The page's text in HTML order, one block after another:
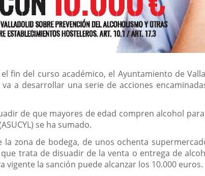
fin del curso académico, el Ayuntamiento de
a desarrollar una serie de acciones
de que mayores de edad compren alcohol
se ha sumado.
zona de bodega, de unos ochenta
trata de disuadir de la venta o entrega de
la sanción puede alcanzar los 10.000 euros.